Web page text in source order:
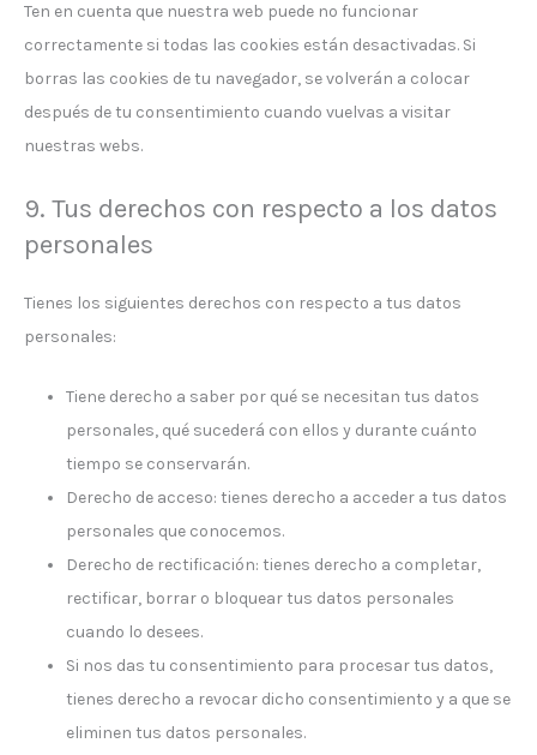
Ten en cuenta que nuestra web puede no funcionar
correctamente si todas las cookies están desactivadas. Si
borras las cookies de tu navegador, se volverán a colocar
después de tu consentimiento cuando vuelvas a visitar
nuestras webs.
9. Tus derechos con respecto a los datos
personales
Tienes los siguientes derechos con respecto a tus datos
personales:
Tiene derecho a saber por qué se necesitan tus datos
personales, qué sucederá con ellos y durante cuánto
tiempo se conservarán.
Derecho de acceso: tienes derecho a acceder a tus datos
personales que conocemos.
Derecho de rectificación: tienes derecho a completar,
rectificar, borrar o bloquear tus datos personales
cuando lo desees.
Si nos das tu consentimiento para procesar tus datos,
tienes derecho a revocar dicho consentimiento y a que se
eliminen tus datos personales.